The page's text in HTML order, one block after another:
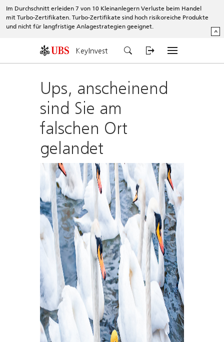
Im Durchschnitt erleiden 7 von 10 Kleinanlegern Verluste beim Handel
mit Turbo-Zertifikaten. Turbo-Zertifikate sind hoch risikoreiche Produkte
und nicht für langfristige Anlagestrategien geeignet.
^
KeyInvest
Ups, anscheinend
sind Sie am
falschen Ort
gelandet